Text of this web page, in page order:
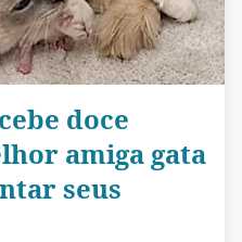
doce
amiga gata
seus